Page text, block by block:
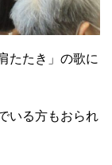
たたき」の歌に
いる方もおられ